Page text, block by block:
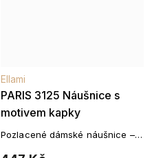
PARIS 3125 Náušnice s
motivem kapky
Ellami
Pozlacené dámské náušnice –